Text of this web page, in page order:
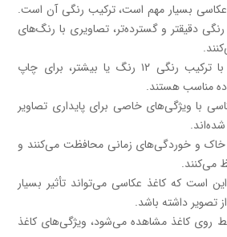
بسیار مهم است، ترکیب رنگی آن است.
دقیقتر و گسترده‌تر، تصاویری با رنگ‌های
به عنوان مثال، کاغذهای با ترکیب رنگی ۱۲ رنگ یا بیشتر، برای چاپ
مناسب هستند.
با ویژگی‌های خاصی برای پایداری تصاویر
خاک و خوردگی‌های زمانی محافظت می‌کنند و
می‌کنند.
است که کاغذ عکاسی می‌تواند تأثیر بسیار
تصویر داشته باشد.
روی کاغذ مشاهده می‌شود، ویژگی‌های کاغذ